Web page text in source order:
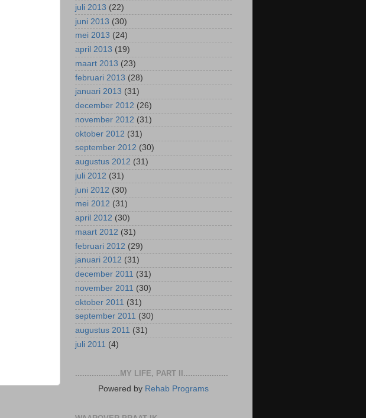
juli 2013 (22)
juni 2013 (30)
mei 2013 (24)
april 2013 (19)
maart 2013 (23)
februari 2013 (28)
januari 2013 (31)
december 2012 (26)
november 2012 (31)
oktober 2012 (31)
september 2012 (30)
augustus 2012 (31)
juli 2012 (31)
juni 2012 (30)
mei 2012 (31)
april 2012 (30)
maart 2012 (31)
februari 2012 (29)
januari 2012 (31)
december 2011 (31)
november 2011 (30)
oktober 2011 (31)
september 2011 (30)
augustus 2011 (31)
juli 2011 (4)
...................MY LIFE, PART II...................
Powered by Rehab Programs